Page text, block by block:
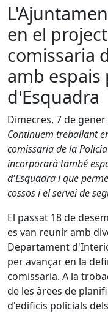
en el
comissaria
amb espais
d'Esquadra
Dimecres, 7 de gener
Continuem treballant
comissaria de la
incorporarà també
d'Esquadra i que
cossos i el servei de
El passat 18 de
es van reunir amb
Departament
per avançar en la
comissaria. A la
de les àrees de
d'edificis policials